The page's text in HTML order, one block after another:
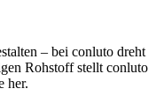
– bei conluto dreht
Rohstoff stellt conluto
her.